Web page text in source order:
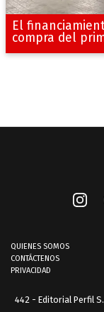
El
compra del
QUIENES SOMOS
CONTÁCTENOS
PRIVACIDAD
442 - Editorial Perfil